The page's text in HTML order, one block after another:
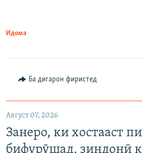
Идома
Ба дигарон фиристед
Август 07, 2026
Занеро, ки хостааст
бифурӯшад, зиндонӣ